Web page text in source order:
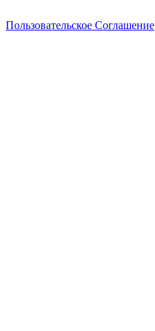
Пользовательское Соглашение